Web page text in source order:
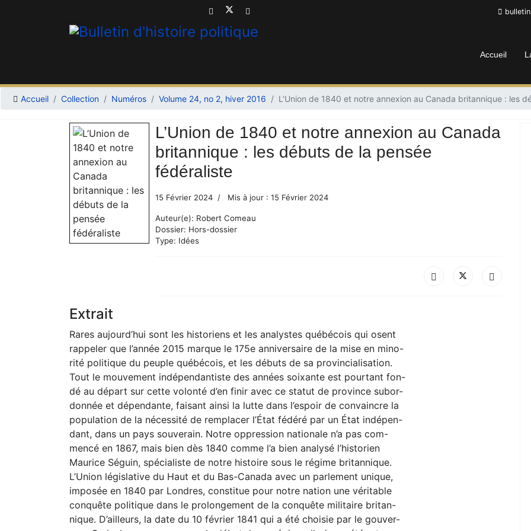
Accueil
Accueil Collection Numéros Volume 24, no 2, hiver 2016 L’Union de 1840 et notre annexion au Canada britannique : les
L’Union de 1840 et notre annexion au Canada
britannique : les débuts de la pensée
fédéraliste
15 Février 2024 Mis à jour : 15 Février 2024
Auteur(e): Robert Comeau
Dossier: Hors-dossier
Type: Idées
Extrait
Rares aujourd’hui sont les historiens et les analystes québécois qui osent
rappeler que l’année 2015 marque le 175e anniversaire de la mise en mino-
rité politique du peuple québécois, et les débuts de sa provincialisation.
Tout le mouvement indépendantiste des années soixante est pourtant fon-
dé au départ sur cette volonté d’en finir avec ce statut de province subor-
donnée et dépendante, faisant ainsi la lutte dans l’espoir de convaincre la
population de la nécessité de remplacer l’État fédéré par un État indépen-
dant, dans un pays souverain. Notre oppression nationale n’a pas com-
mencé en 1867, mais bien dès 1840 comme l’a bien analysé l’historien
Maurice Séguin, spécialiste de notre histoire sous le régime britannique.
L’Union législative du Haut et du Bas-Canada avec un parlement unique,
imposée en 1840 par Londres, constitue pour notre nation une véritable
conquête politique dans le prolongement de la conquête militaire britan-
nique. D’ailleurs, la date du 10 février 1841 qui a été choisie par le gouver-